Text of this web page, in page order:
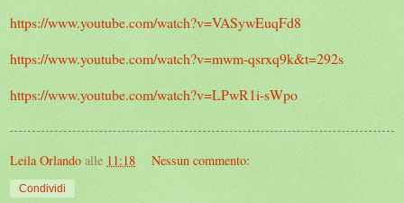
https://www.youtube.com/watch?v=VASywEuqFd8
https://www.youtube.com/watch?v=mwm-qsrxq9k&t=292s
https://www.youtube.com/watch?v=LPwR1i-sWpo
Leila Orlando alle 11:18 Nessun commento:
Condividi